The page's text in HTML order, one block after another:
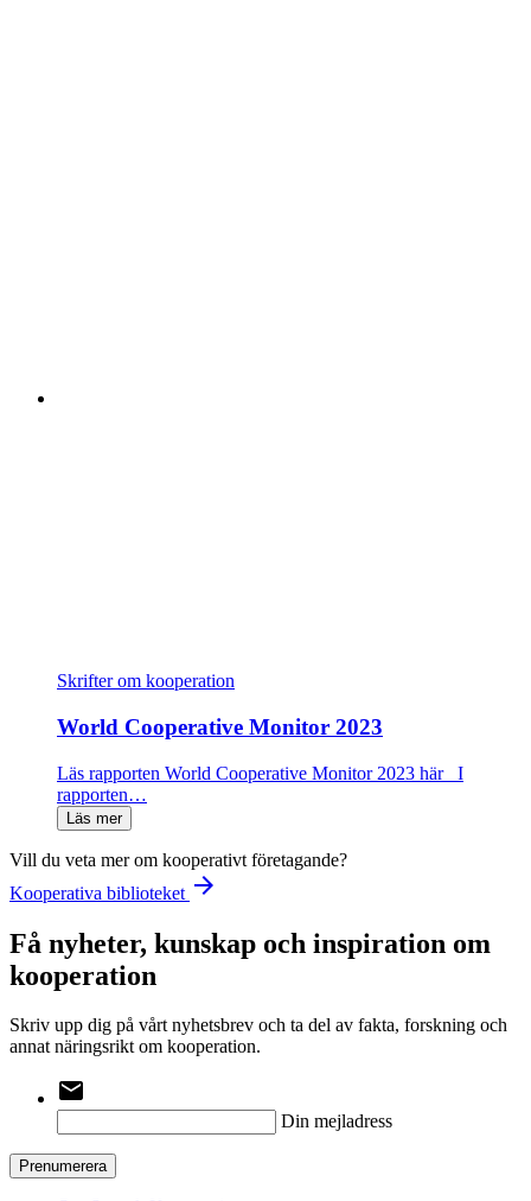
Skrifter om kooperation
World Cooperative Monitor 2023
Läs rapporten World Cooperative Monitor 2023 här I
rapporten…
Läs mer
Vill du veta mer om kooperativt företagande?
Kooperativa biblioteket arrow_forward
Få nyheter, kunskap och inspiration om
kooperation
Skriv upp dig på vårt nyhetsbrev och ta del av fakta, forskning och
annat näringsrikt om kooperation.
email
Din mejladress
Prenumerera